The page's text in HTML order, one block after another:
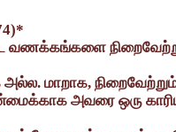
வணக்கங்களை
மாறாக,
அவரை ஒரு